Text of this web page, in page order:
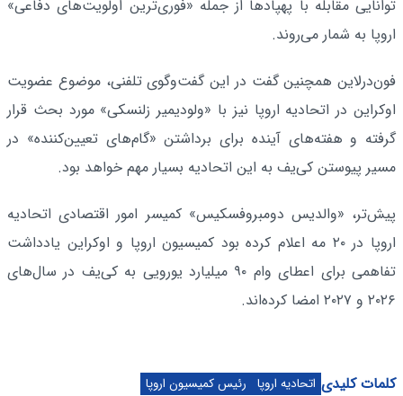
توانایی مقابله با پهپادها از جمله «فوری‌ترین اولویت‌های دفاعی»
اروپا به شمار می‌روند.
فون‌درلاین همچنین گفت در این گفت‌وگوی تلفنی، موضوع عضویت
اوکراین در اتحادیه اروپا نیز با «ولودیمیر زلنسکی» مورد بحث قرار
گرفته و هفته‌های آینده برای برداشتن «گام‌های تعیین‌کننده» در
مسیر پیوستن کی‌یف به این اتحادیه بسیار مهم خواهد بود.
پیش‌تر، «والدیس دومبروفسکیس» کمیسر امور اقتصادی اتحادیه
اروپا در ۲۰ مه اعلام کرده بود کمیسیون اروپا و اوکراین یادداشت
تفاهمی برای اعطای وام ۹۰ میلیارد یورویی به کی‌یف در سال‌های
۲۰۲۶ و ۲۰۲۷ امضا کرده‌اند.
کلمات کلیدی اتحادیه اروپا رئیس کمیسیون اروپا